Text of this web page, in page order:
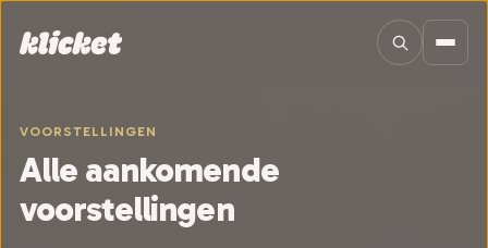
VOORSTELLINGEN
Alle aankomende
voorstellingen